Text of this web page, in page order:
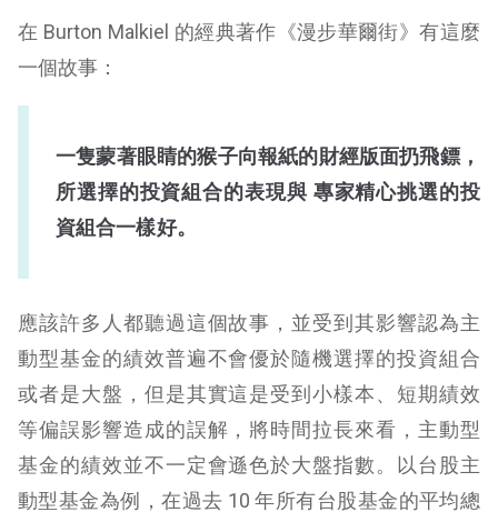
在 Burton Malkiel 的經典著作《漫步華爾街》有這麼
一個故事：
一隻蒙著眼睛的猴子向報紙的財經版面扔飛鏢，
所選擇的投資組合的表現與 專家精心挑選的投
資組合一樣好。
應該許多人都聽過這個故事，並受到其影響認為主
動型基金的績效普遍不會優於隨機選擇的投資組合
或者是大盤，但是其實這是受到小樣本、短期績效
等偏誤影響造成的誤解，將時間拉長來看，主動型
基金的績效並不一定會遜色於大盤指數。以台股主
動型基金為例，在過去 10 年所有台股基金的平均總